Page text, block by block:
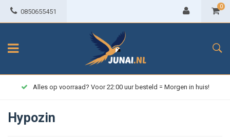
0850655451
0
Alles op voorraad? Voor 22:00 uur besteld = Morgen in huis!
Hypozin